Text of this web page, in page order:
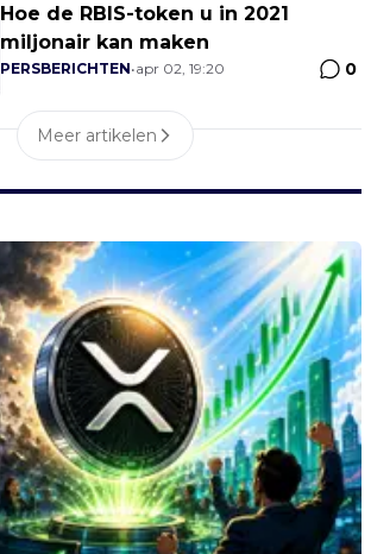
Hoe de RBIS-token u in 2021
miljonair kan maken
PERSBERICHTEN•apr 02, 19:20 0
Meer artikelen